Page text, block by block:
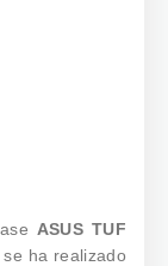
ASUS TUF
ha realizado